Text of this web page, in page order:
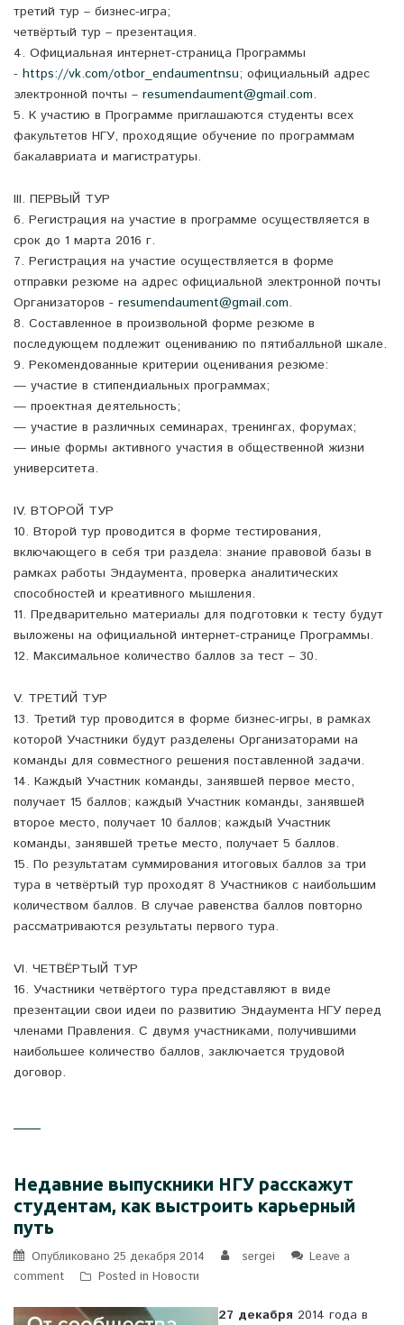
третий тур – бизнес-игра;
четвёртый тур – презентация.
4. Официальная интернет-страница Программы
- https://vk.com/otbor_endaumentnsu; официальный адрес
электронной почты – resumendaument@gmail.com.
5. К участию в Программе приглашаются студенты всех
факультетов НГУ, проходящие обучение по программам
бакалавриата и магистратуры.
III. ПЕРВЫЙ ТУР
6. Регистрация на участие в программе осуществляется в
срок до 1 марта 2016 г.
7. Регистрация на участие осуществляется в форме
отправки резюме на адрес официальной электронной почты
Организаторов - resumendaument@gmail.com.
8. Составленное в произвольной форме резюме в
последующем подлежит оцениванию по пятибалльной шкале.
9. Рекомендованные критерии оценивания резюме:
— участие в стипендиальных программах;
— проектная деятельность;
— участие в различных семинарах, тренингах, форумах;
— иные формы активного участия в общественной жизни
университета.
IV. ВТОРОЙ ТУР
10. Второй тур проводится в форме тестирования,
включающего в себя три раздела: знание правовой базы в
рамках работы Эндаумента, проверка аналитических
способностей и креативного мышления.
11. Предварительно материалы для подготовки к тесту будут
выложены на официальной интернет-странице Программы.
12. Максимальное количество баллов за тест – 30.
V. ТРЕТИЙ ТУР
13. Третий тур проводится в форме бизнес-игры, в рамках
которой Участники будут разделены Организаторами на
команды для совместного решения поставленной задачи.
14. Каждый Участник команды, занявшей первое место,
получает 15 баллов; каждый Участник команды, занявшей
второе место, получает 10 баллов; каждый Участник
команды, занявшей третье место, получает 5 баллов.
15. По результатам суммирования итоговых баллов за три
тура в четвёртый тур проходят 8 Участников с наибольшим
количеством баллов. В случае равенства баллов повторно
рассматриваются результаты первого тура.
VI. ЧЕТВЁРТЫЙ ТУР
16. Участники четвёртого тура представляют в виде
презентации свои идеи по развитию Эндаумента НГУ перед
членами Правления. С двумя участниками, получившими
наибольшее количество баллов, заключается трудовой
договор.
Недавние выпускники НГУ расскажут
студентам, как выстроить карьерный
путь
Опубликовано 25 декабря 2014 sergei
Leave a
comment
Posted in Новости
27 декабря 2014 года в